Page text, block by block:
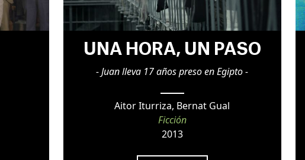
UNA HORA, UN PASO
- Juan lleva 17 años preso en Egipto -
Aitor Iturriza, Bernat Gual
Ficción
2013